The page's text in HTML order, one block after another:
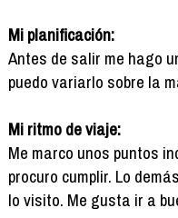
Mi planificación:
Antes de salir me hago
puedo variarlo sobre la
Mi ritmo de viaje:
Me marco unos puntos
procuro cumplir. Lo
lo visito. Me gusta ir a